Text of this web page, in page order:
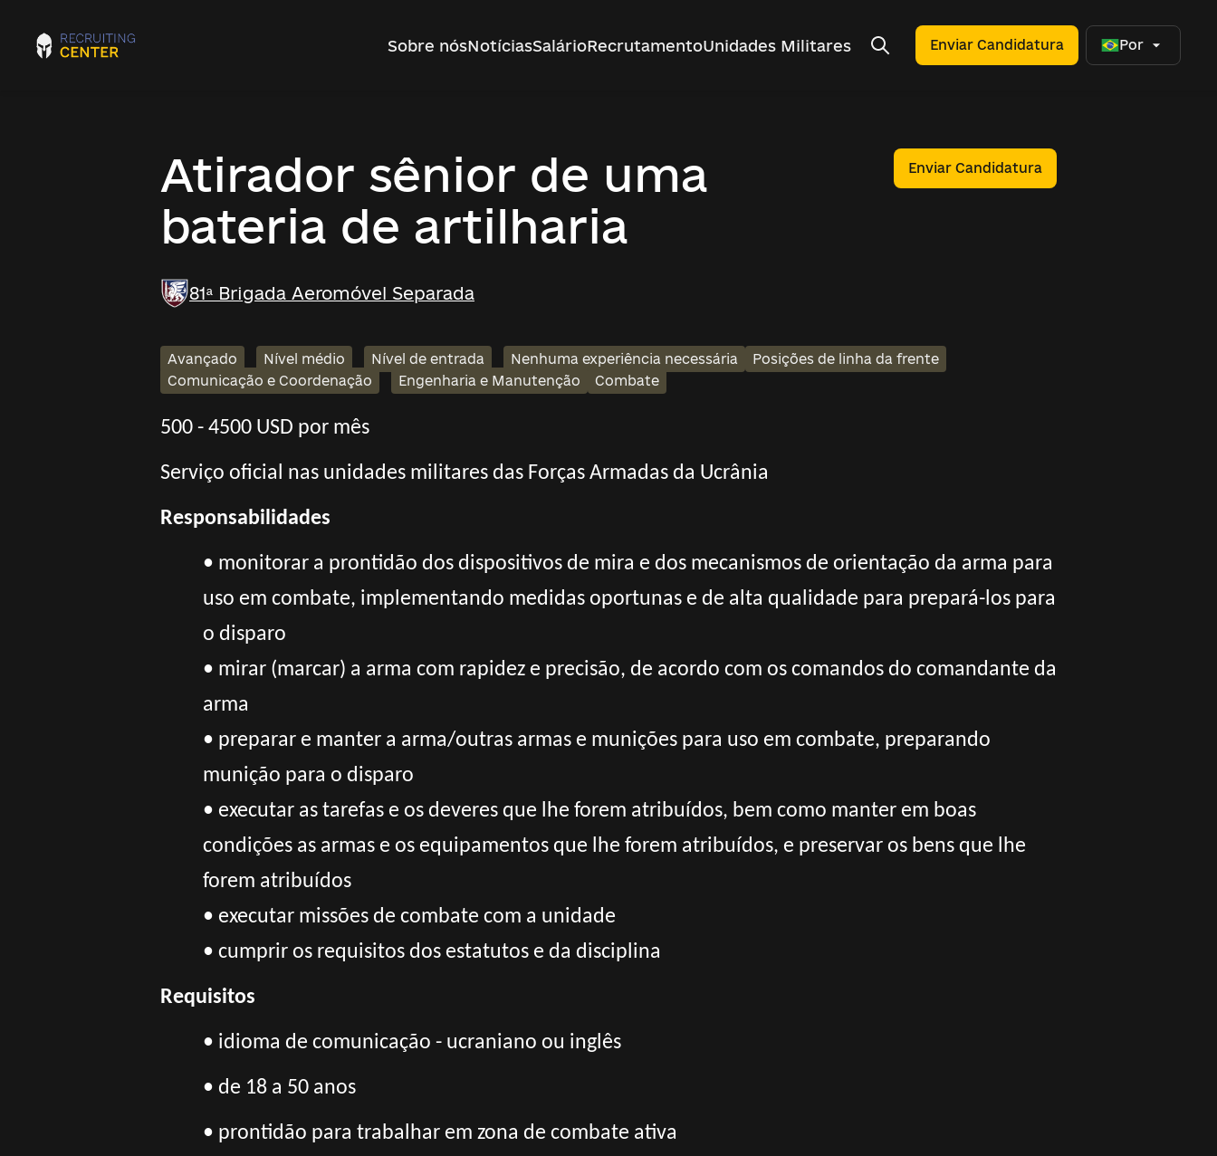
Sobre nósNotíciasSalárioRecrutamentoUnidades Militares Enviar Candidatura Por
Atirador sênior de uma
bateria de artilharia
Enviar Candidatura
81ª Brigada Aeromóvel Separada
Avançado Nível médio Nível de entrada Nenhuma experiência necessária
Posições de linha da frente
Comunicação e Coordenação
Engenharia e Manutenção Combate
500 - 4500 USD por mês
Serviço oficial nas unidades militares das Forças Armadas da Ucrânia
Responsabilidades
• monitorar a prontidão dos dispositivos de mira e dos mecanismos de orientação da arma para
uso em combate, implementando medidas oportunas e de alta qualidade para prepará-los para
o disparo
• mirar (marcar) a arma com rapidez e precisão, de acordo com os comandos do comandante da
arma
• preparar e manter a arma/outras armas e munições para uso em combate, preparando
munição para o disparo
• executar as tarefas e os deveres que lhe forem atribuídos, bem como manter em boas
condições as armas e os equipamentos que lhe forem atribuídos, e preservar os bens que lhe
forem atribuídos
• executar missões de combate com a unidade
• cumprir os requisitos dos estatutos e da disciplina
Requisitos
• idioma de comunicação - ucraniano ou inglês
• de 18 a 50 anos
• prontidão para trabalhar em zona de combate ativa